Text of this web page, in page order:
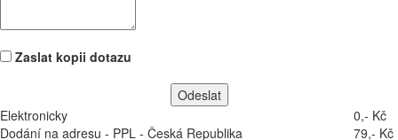
Zaslat kopii dotazu
Elektronicky
0,- Kč
Dodání na adresu - PPL - Česká Republika
79,- Kč